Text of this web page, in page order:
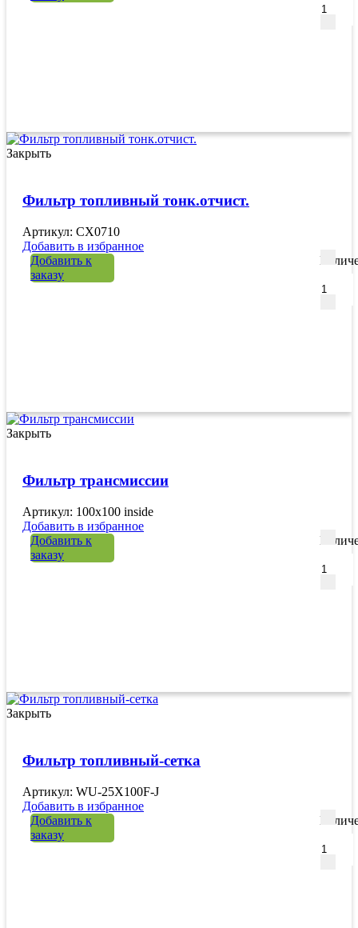
Закрыть
Фильтр топливный тонк.отчист.
Артикул: CX0710
Добавить в избранное
Добавить к
заказу
Закрыть
Фильтр трансмиссии
Артикул: 100х100 inside
Добавить в избранное
Добавить к
заказу
Закрыть
Фильтр топливный-сетка
Артикул: WU-25Х100F-J
Добавить в избранное
Добавить к
заказу